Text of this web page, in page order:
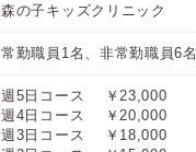
森の子キッズクリニック
常勤職員1名、非常勤職員6名
週5日コース ￥23,000
週4日コース ￥20,000
週3日コース ￥18,000